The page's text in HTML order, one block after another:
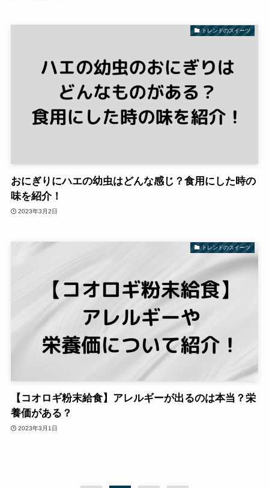
トレンドのスイーツ
おにぎりにハエの幼虫はどんな感じ？食用にした時の
味を紹介！
2023年3月2日
トレンドのスイーツ
【コオロギ粉末給食】アレルギーが出るのは本当？栄
養価がある？
2023年3月1日